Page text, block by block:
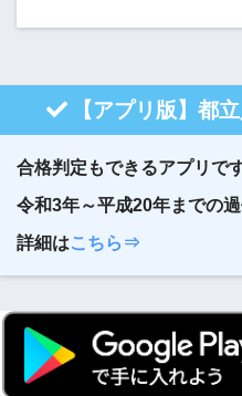
【アプリ版】都
合格判定もできるアプリで
令和3年～平成20年までの
詳細はこちら⇒